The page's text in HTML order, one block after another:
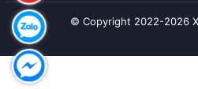
© Copyright 2022-2026